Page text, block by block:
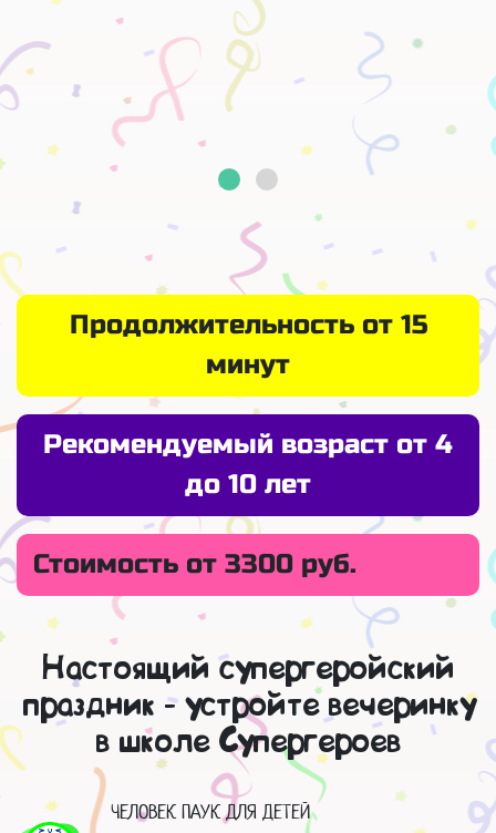
Продолжительность от 15
минут
Рекомендуемый возраст от 4
до 10 лет
Стоимость от 3300 руб.
Настоящий супергеройский
праздник - устройте вечеринку
в школе Супергероев
ЧЕЛОВЕК ПАУК ДЛЯ ДЕТЕЙ